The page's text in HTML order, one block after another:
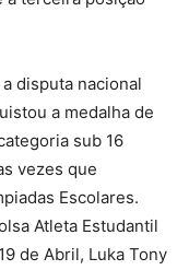
disputa nacional
a medalha de
sub 16
vezes que
Escolares.
Atleta Estudantil
de Abril, Luka Tony